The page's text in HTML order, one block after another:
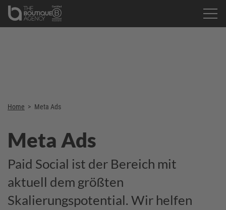
Home > Meta Ads
Meta Ads
Paid Social ist der Bereich mit
aktuell dem größten
Skalierungspotential. Wir helfen